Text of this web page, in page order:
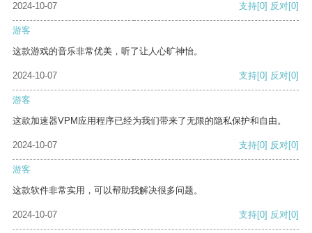
2024-10-07 支持[0] 反对[0]
游客
这款游戏的音乐非常优美，听了让人心旷神怡。
2024-10-07 支持[0] 反对[0]
游客
这款加速器VPM应用程序已经为我们带来了无限的隐私保护和自由。
2024-10-07 支持[0] 反对[0]
游客
这款软件非常实用，可以帮助我解决很多问题。
2024-10-07 支持[0] 反对[0]